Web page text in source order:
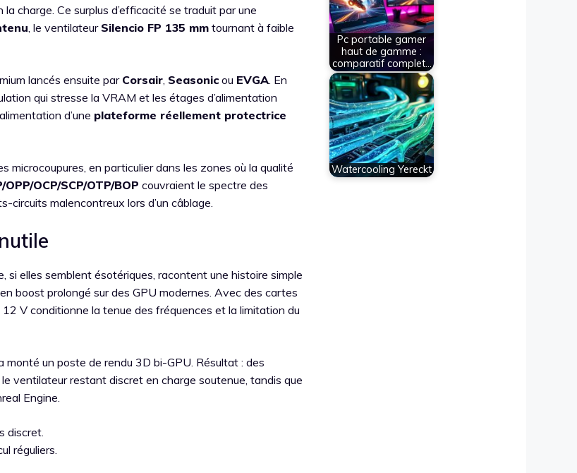
charge. Ce surplus d’efficacité se traduit par une
, le ventilateur Silencio FP 135 mm tournant à faible
lancés ensuite par Corsair Seasonicou EVGA . En
qui stresse la VRAM et les étages d’alimentation
d’une plateforme réellement protectrice
microcoupures, en particulier dans les zones où la qualité
OPP/OCP/SCP/OTP/BOP couvraient le spectre des
circuits malencontreux lors d’un câblage.
si elles semblent ésotériques, racontent une histoire simple
en boost prolongé sur des GPU modernes. Avec des cartes
V conditionne la tenue des fréquences et la limitation du
monté un poste de rendu 3D bi-GPU. Résultat : des
, le ventilateur restant discret en charge soutenue, tandis que
Engine.
discret.
réguliers.
Pc portable gamer
haut de gamme :
comparatif complet…
Watercooling Yereckt